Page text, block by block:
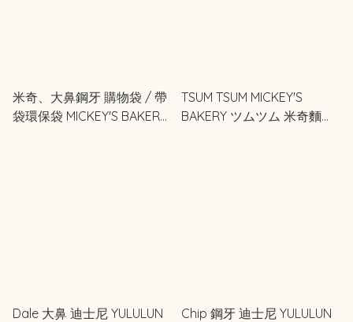
米奇、大鼻鋼牙 購物袋 / 帶
袋環保袋 MICKEY'S BAKERY
TSUM TSUM MICKEY'S
BAKERY ツムツム 米奇麵包
Dale 大鼻 迪士尼 YULULUN
Chip 鋼牙 迪士尼 YULULUN